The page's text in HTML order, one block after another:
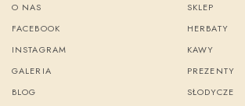
O NAS
FACEBOOK
INSTAGRAM
GALERIA
BLOG
SKLEP
HERBATY
KAWY
PREZENTY
SŁODYCZE